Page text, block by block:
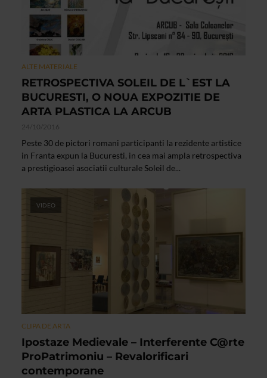
ALTE MATERIALE
RETROSPECTIVA SOLEIL DE L`EST LA
BUCURESTI, O NOUA EXPOZITIE DE
ARTA PLASTICA LA ARCUB
24/10/2016
Peste 30 de pictori romani participanti la rezidente artistice
in Franta expun la Bucuresti, in cea mai ampla retrospectiva
a prestigioasei asociatii culturale Soleil de...
VIDEO
CLIPA DE ARTA
Ipostaze Medievale – Interferente C@rte
ProPatrimoniu – Revalorificari
contemporane